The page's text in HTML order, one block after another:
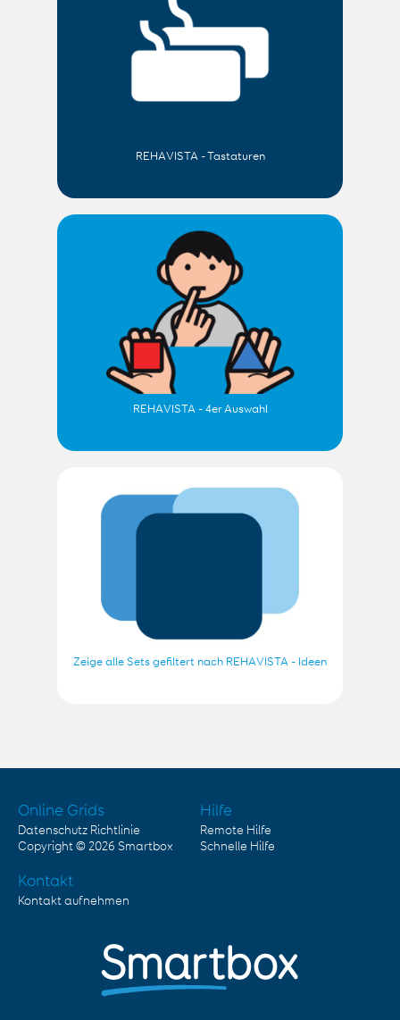
REHAVISTA - Tastaturen
REHAVISTA - 4er Auswahl
Zeige alle Sets gefiltert nach REHAVISTA - Ideen
Online Grids
Datenschutz Richtlinie
Copyright © 2026 Smartbox
Hilfe
Remote Hilfe
Schnelle Hilfe
Kontakt
Kontakt aufnehmen